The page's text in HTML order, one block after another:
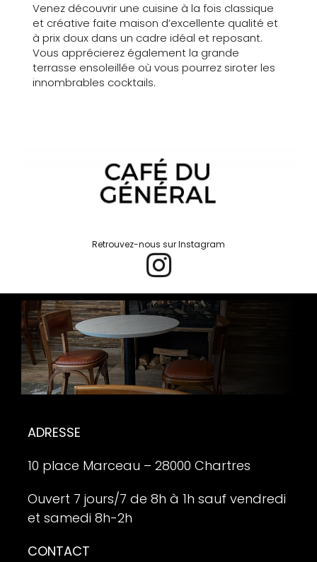
Venez découvrir une cuisine à la fois classique
et créative faite maison d’excellente qualité et
à prix doux dans un cadre idéal et reposant.
Vous apprécierez également la grande
terrasse ensoleillée où vous pourrez siroter les
innombrables cocktails.
Retrouvez-nous sur Instagram
ADRESSE
10 place Marceau – 28000 Chartres
Ouvert 7 jours/7 de 8h à 1h sauf vendredi
et samedi 8h-2h
CONTACT